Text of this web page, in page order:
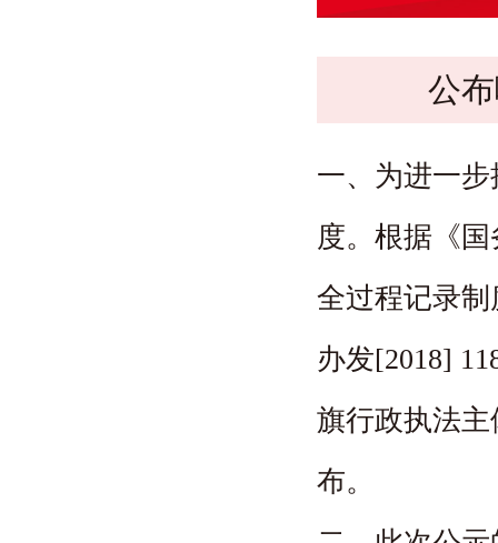
公
一、为进一
度。根据《
全过程记录
办发[2018]
旗行政执法
布。